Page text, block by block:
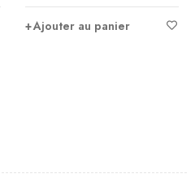
Ajouter au panier